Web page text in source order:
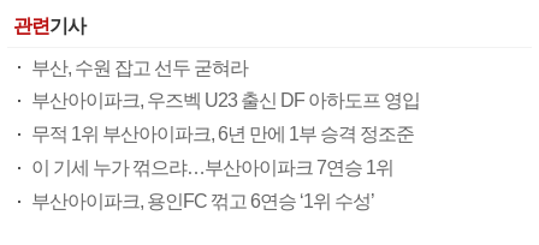
관련기사
부산, 수원 잡고 선두 굳혀라
부산아이파크, 우즈벡 U23 출신 DF 아하도프 영입
무적 1위 부산아이파크, 6년 만에 1부 승격 정조준
이 기세 누가 꺾으랴…부산아이파크 7연승 1위
부산아이파크, 용인FC 꺾고 6연승 ‘1위 수성’